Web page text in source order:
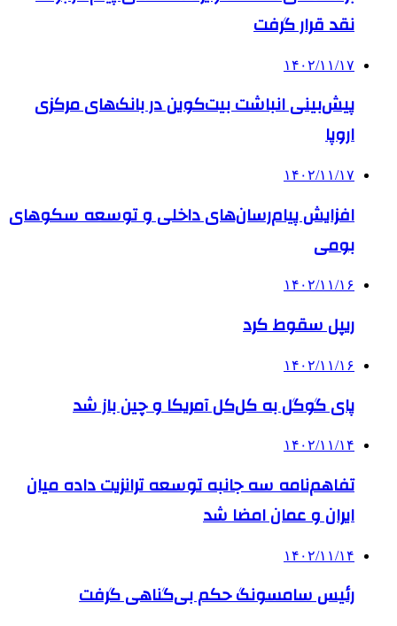
نقد قرار گرفت
۱۴۰۲/۱۱/۱۷
پیش‌بینی انباشت بیت‌کوین در بانک‌های مرکزی
اروپا
۱۴۰۲/۱۱/۱۷
افزایش پیام‌رسان‌های داخلی و توسعه سکوهای
بومی
۱۴۰۲/۱۱/۱۶
ریپل سقوط کرد
۱۴۰۲/۱۱/۱۶
پای گوگل به کل‌کل آمریکا و چین باز شد
۱۴۰۲/۱۱/۱۴
تفاهم‌نامه سه جانبه توسعه ترانزیت داده میان
ایران و عمان امضا شد
۱۴۰۲/۱۱/۱۴
رئیس سامسونگ حکم بی‌گناهی گرفت